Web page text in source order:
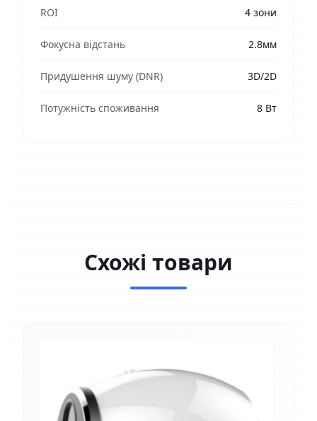
ROI 4 зони
Фокусна відстань 2.8мм
Придушення шуму (DNR) 3D/2D
Потужність споживання 8 Вт
Схожі товари